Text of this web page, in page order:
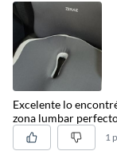
Excelente lo
zona lumbar
1